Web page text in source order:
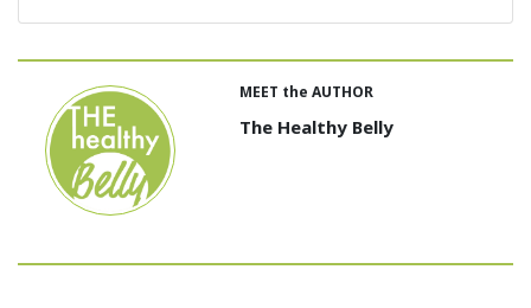
MEET the AUTHOR
The Healthy Belly